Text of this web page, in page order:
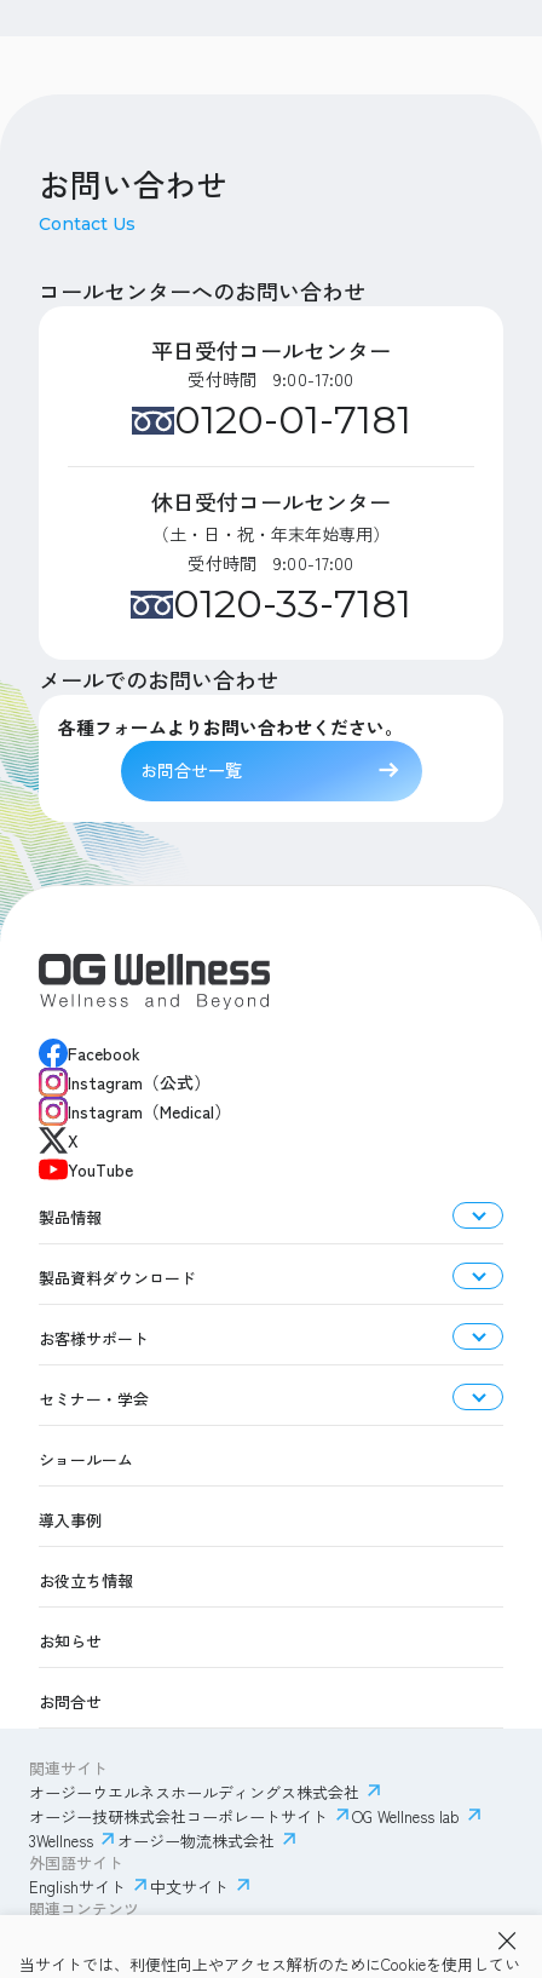
当サイトでは、利便性向上やアクセス解析のためにCookieを使用してい
お問い合わせ
Contact Us
コールセンターへのお問い合わせ
平日受付コールセンター
受付時間 9:00-17:00
0120-01-7181
休日受付コールセンター
（土・日・祝・年末年始専用）
受付時間 9:00-17:00
0120-33-7181
メールでのお問い合わせ
各種フォームよりお問い合わせください。
お問合せ一覧
Facebook
Instagram（公式）
Instagram（Medical）
X
YouTube
製品情報
製品資料ダウンロード
お客様サポート
セミナー・学会
ショールーム
導入事例
お役立ち情報
お知らせ
お問合せ
関連サイト
オージーウエルネスホールディングス株式会社
オージー技研株式会社コーポレートサイト
OG Wellness lab
3Wellness
オージー物流株式会社
外国語サイト
Englishサイト
中文サイト
関連コンテンツ